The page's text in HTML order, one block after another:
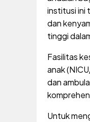
institusi ini
dan
tinggi
Fasilitas
anak
dan
Untuk